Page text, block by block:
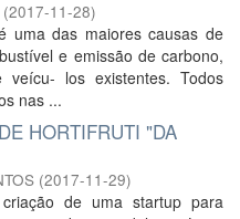
(2017-11-28)
uma das maiores causas de
e emissão de carbono,
los existentes. Todos
nas ...
HORTIFRUTI "DA
(2017-11-29)
de uma startup para